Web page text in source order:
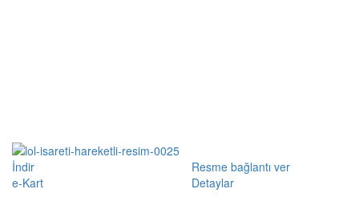
İndir
Resme bağlantı ver
e-Kart
Detaylar